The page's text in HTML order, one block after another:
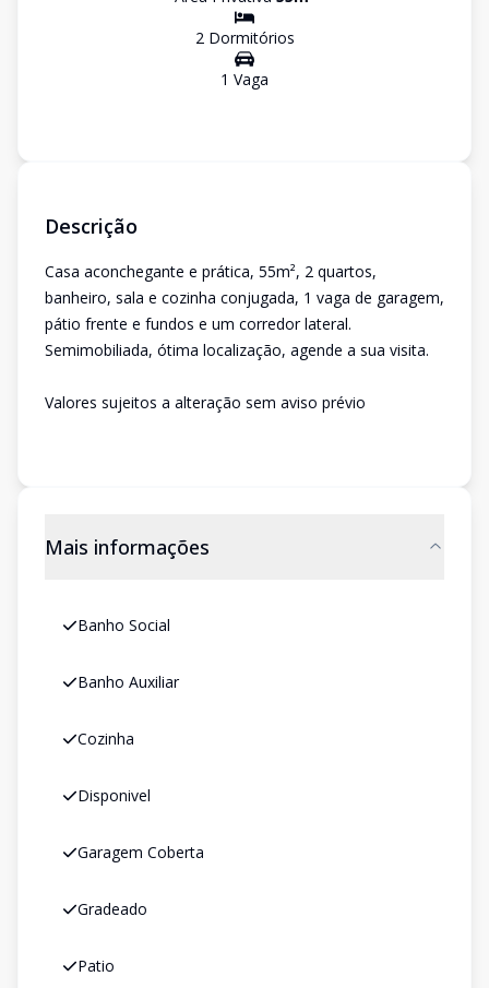
2Dormitórios
1 Vaga
Descrição
Casa aconchegante e prática, 55m², 2 quartos,
banheiro, sala e cozinha conjugada, 1 vaga de garagem,
pátio frente e fundos e um corredor lateral.
Semimobiliada, ótima localização, agende a sua visita.
Valores sujeitos a alteração sem aviso prévio
Mais informações
Banho Social
Banho Auxiliar
Cozinha
Disponivel
Garagem Coberta
Gradeado
Patio